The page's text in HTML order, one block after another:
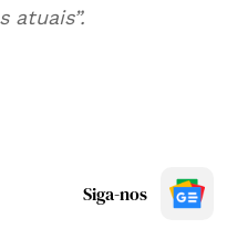
atuais”.
Siga-nos